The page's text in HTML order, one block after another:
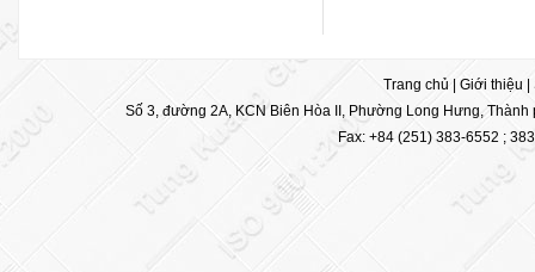
Trang chủ Giới thiệu
Số 3, đường 2A, KCN Biên Hòa II, Phường Long Hưng,
Fax: +84 (251) 383-6552 ;